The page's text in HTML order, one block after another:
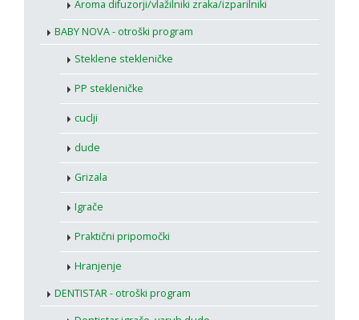
Aroma difuzorji/vlažilniki zraka/izparilniki
BABY NOVA - otroški program
Steklene stekleničke
PP stekleničke
cuclji
dude
Grizala
Igrače
Praktični pripomočki
Hranjenje
DENTISTAR - otroški program